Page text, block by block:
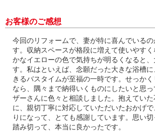
お客様のご感想
今回のリフォームで、妻が特に喜んでいる
す。収納スペースが格段に増えて使いやす
かなイエローの色で気持ちが明るくなると
す。私はといえば、念願だった大きな浴槽
きるバスタイムが至福の一時です。せっか
なら、隅々まで納得いくものにしたいと思
ザーさんに色々と相談しました。抱えてい
に、親切丁寧に対応していただいたおかげ
りになって、とても感謝しています。思い
踏み切って、本当に良かったです。